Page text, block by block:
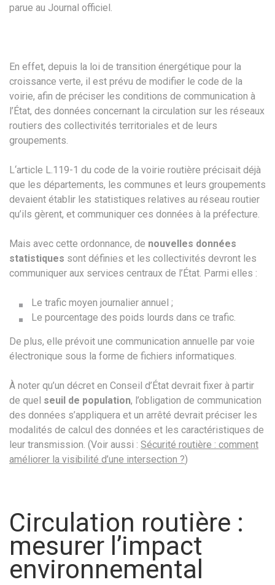
parue au Journal officiel.
En effet, depuis la loi de transition énergétique pour la
croissance verte, il est prévu de modifier le code de la
voirie, afin de préciser les conditions de communication à
l’État, des données concernant la circulation sur les réseaux
routiers des collectivités territoriales et de leurs
groupements.
L‘article L.119-1 du code de la voirie routière précisait déjà
que les départements, les communes et leurs groupements
devaient établir les statistiques relatives au réseau routier
qu’ils gèrent, et communiquer ces données à la préfecture.
Mais avec cette ordonnance, de nouvelles données
statistiques sont définies et les collectivités devront les
communiquer aux services centraux de l’État. Parmi elles :
Le trafic moyen journalier annuel ;
Le pourcentage des poids lourds dans ce trafic.
De plus, elle prévoit une communication annuelle par voie
électronique sous la forme de fichiers informatiques.
À noter qu’un décret en Conseil d’État devrait fixer à partir
de quel seuil de population, l’obligation de communication
des données s’appliquera et un arrêté devrait préciser les
modalités de calcul des données et les caractéristiques de
leur transmission. (Voir aussi : Sécurité routière : comment
améliorer la visibilité d’une intersection ?)
Circulation routière :
mesurer l’impact
environnemental